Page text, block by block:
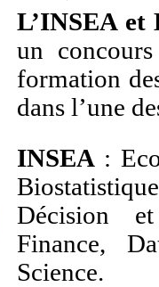
L’INSEA et
un
formation
dans l’une
INSEA :
Décision et
Finance,
Science.